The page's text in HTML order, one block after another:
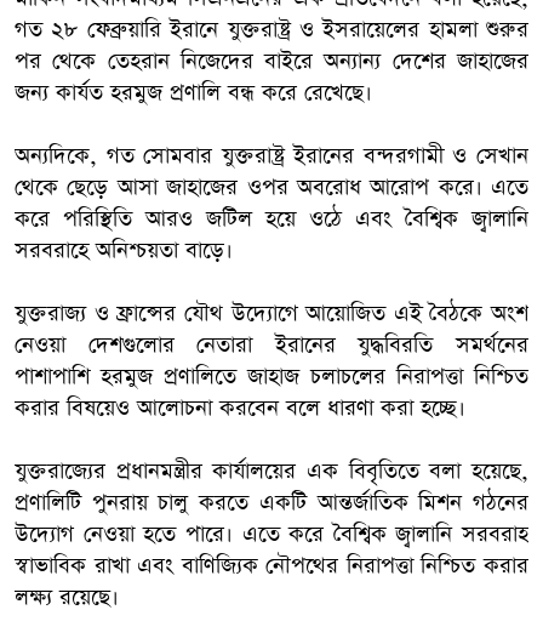
গত ২৮ ফেব্রুয়ারি ইরানে যুক্তরাষ্ট্র ও ইসরায়েলের হামলা শুরুর
পর থেকে তেহরান নিজেদের বাইরে অন্যান্য দেশের জাহাজের
জন্য কার্যত হরমুজ প্রণালি বন্ধ করে রেখেছে।
অন্যদিকে, গত সোমবার যুক্তরাষ্ট্র ইরানের বন্দরগামী ও সেখান
থেকে ছেড়ে আসা জাহাজের ওপর অবরোধ আরোপ করে। এতে
করে পরিস্থিতি আরও জটিল হয়ে ওঠে এবং বৈশ্বিক জ্বালানি
সরবরাহে অনিশ্চয়তা বাড়ে।
যুক্তরাজ্য ও ফ্রান্সের যৌথ উদ্যোগে আয়োজিত এই বৈঠকে অংশ
নেওয়া দেশগুলোর নেতারা ইরানের যুদ্ধবিরতি সমর্থনের
পাশাপাশি হরমুজ প্রণালিতে জাহাজ চলাচলের নিরাপত্তা নিশ্চিত
করার বিষয়েও আলোচনা করবেন বলে ধারণা করা হচ্ছে।
যুক্তরাজ্যের প্রধানমন্ত্রীর কার্যালয়ের এক বিবৃতিতে বলা হয়েছে,
প্রণালিটি পুনরায় চালু করতে একটি আন্তর্জাতিক মিশন গঠনের
উদ্যোগ নেওয়া হতে পারে। এতে করে বৈশ্বিক জ্বালানি সরবরাহ
স্বাভাবিক রাখা এবং বাণিজ্যিক নৌপথের নিরাপত্তা নিশ্চিত করার
লক্ষ্য রয়েছে।